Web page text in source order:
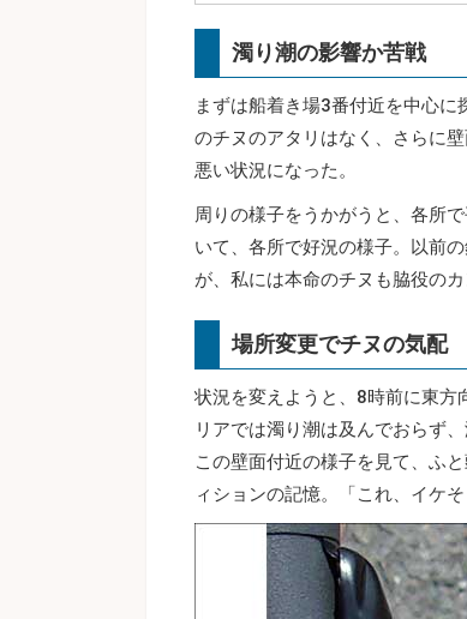
濁り潮の影響か苦戦
まずは船着き場3番付近を中心
のチヌのアタリはなく、さらに
悪い状況になった。
周りの様子をうかがうと、各所
いて、各所で好況の様子。以前
が、私には本命のチヌも脇役の
場所変更でチヌの気配
状況を変えようと、8時前に東方
リアでは濁り潮は及んでおらず
この壁面付近の様子を見て、ふ
ィションの記憶。「これ、イケ